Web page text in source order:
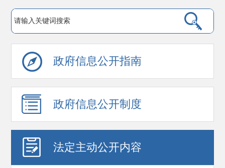
政府信息公开指南
政府信息公开制度
法定主动公开内容